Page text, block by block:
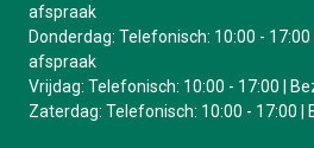
afspraak
Donderdag: Telefonisch: 10:00 -
afspraak
Vrijdag: Telefonisch: 10:00 - 17:00 |
Zaterdag: Telefonisch: 10:00 - 17:00